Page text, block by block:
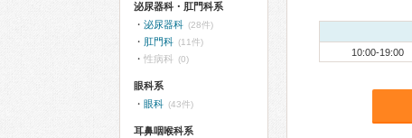
10:00-19:00
泌尿器科・肛門科系
泌尿器科 (28件)
肛門科 (11件)
性病科 (0)
眼科系
眼科 (43件)
耳鼻咽喉科系